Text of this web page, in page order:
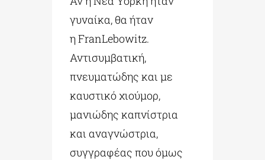
γυναίκα, θα ήταν
η FranLebowitz.
Αντισυμβατική,
πνευματώδης και με
καυστικό χιούμορ,
μανιώδης καπνίστρια
και αναγνώστρια,
συγγραφέας που όμως